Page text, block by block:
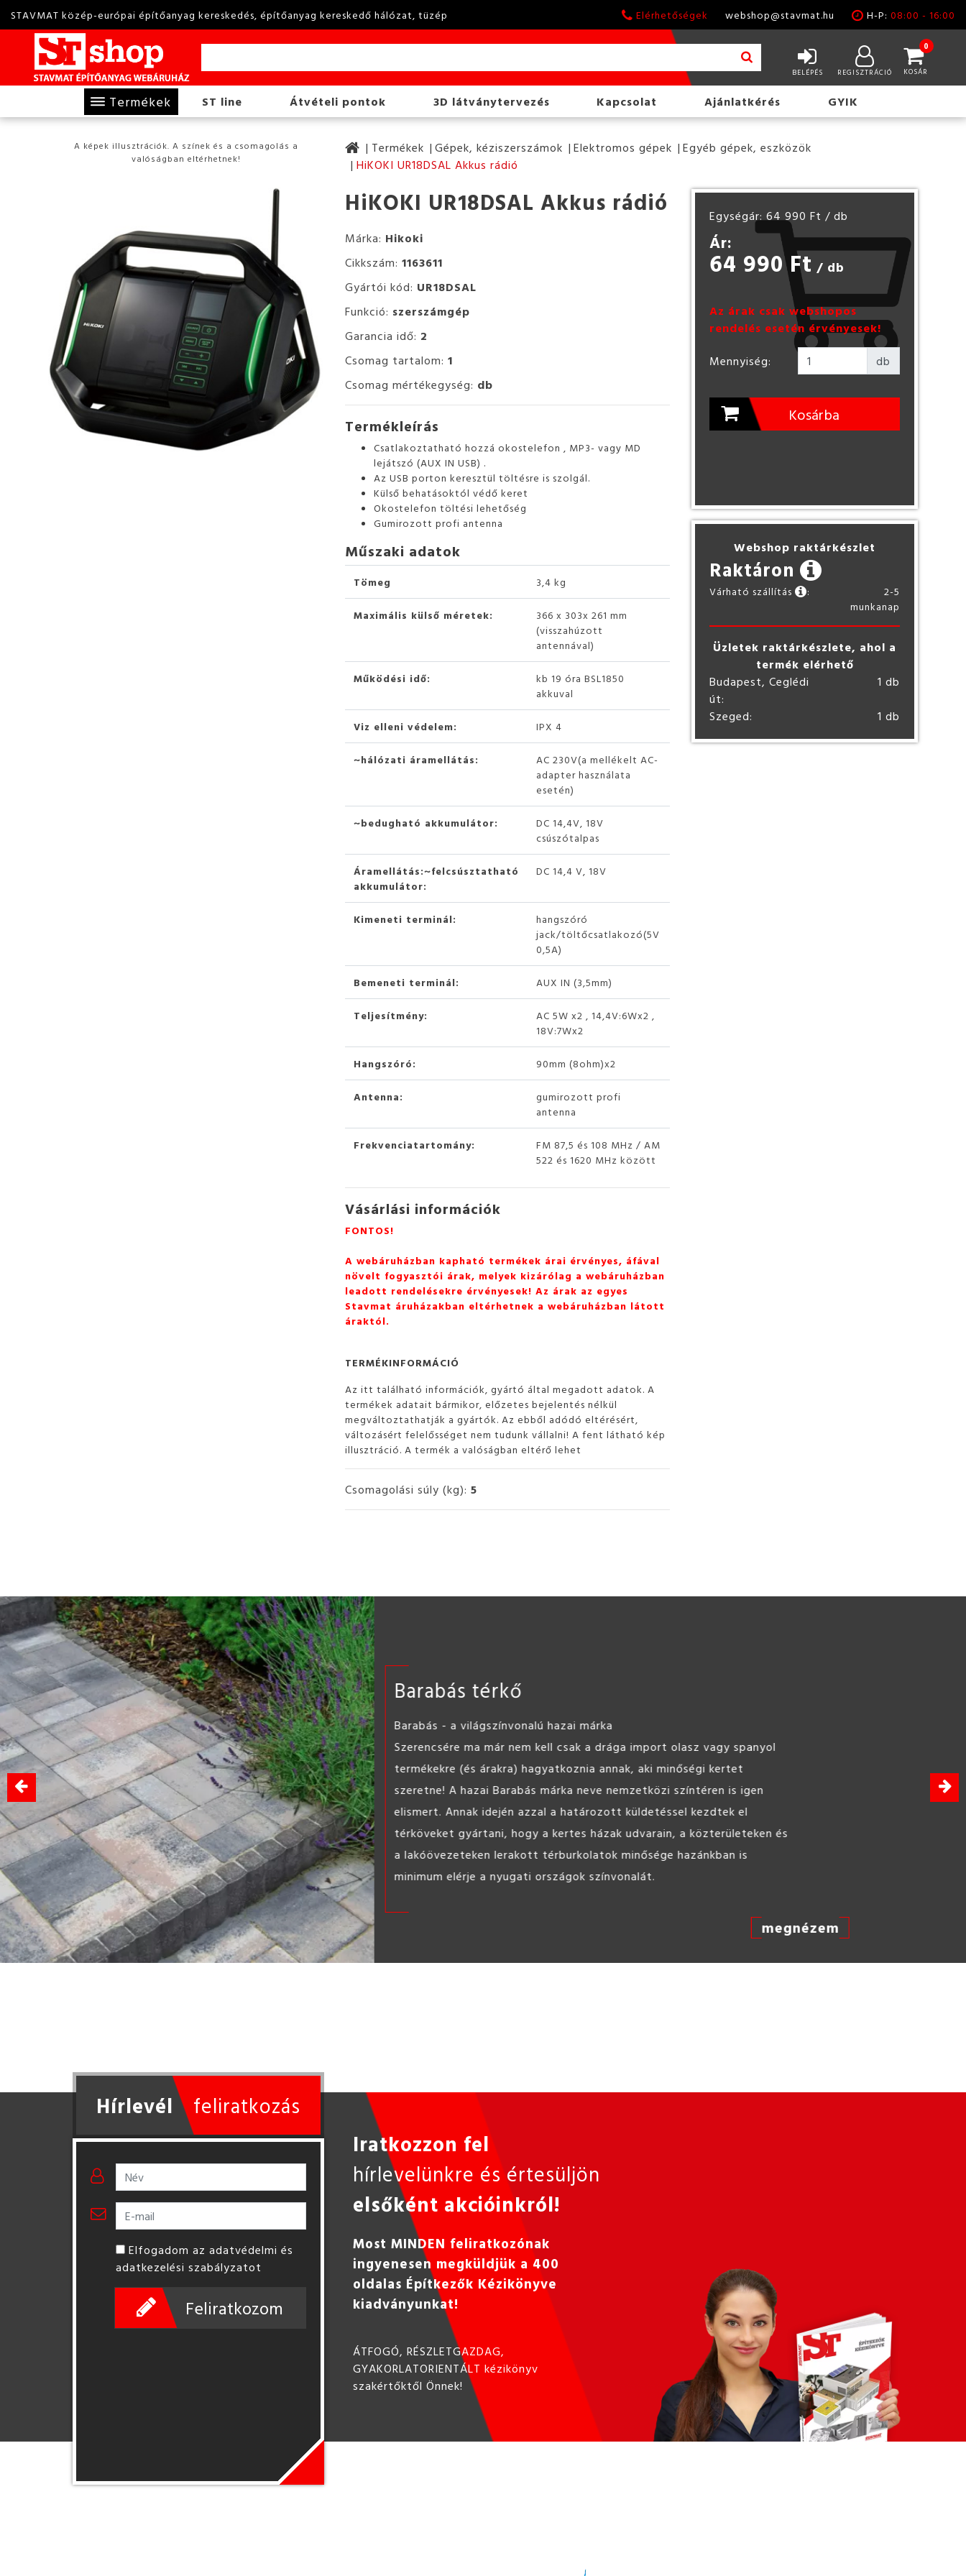
STAVMAT közép-európai építőanyag kereskedés, építőanyag kereskedő hálózat, tüzép Elérhetőségek webshop@stavmat.hu H-P: 08:00 - 16:00
BELÉPÉS REGISZTRÁCIÓ
0
KOSÁR
Termékek ST line Átvételi pontok 3D látványtervezés Kapcsolat Ajánlatkérés GYIK
A képek illusztrációk. A színek és a csomagolás a
valóságban eltérhetnek!
Termékek Gépek, kéziszerszámok Elektromos gépek
Egyéb gépek, eszközök
HiKOKI UR18DSAL Akkus rádió
HiKOKI UR18DSAL Akkus rádió
Márka: Hikoki
Cikkszám:1163611
Gyártói kód: UR18DSAL
Funkció: szerszámgép
Garancia idő: 2
Csomag tartalom:1
Csomag mértékegység: db
Termékleírás
Csatlakoztatható hozzá okostelefon , MP3- vagy MD
lejátszó (AUX IN USB) .
Az USB porton keresztül töltésre is szolgál.
Külső behatásoktól védő keret
Okostelefon töltési lehetőség
Gumirozott profi antenna
Műszaki adatok
Tömeg 3,4 kg
Maximális külső méretek:
366 x 303x 261 mm
(visszahúzott
antennával)
Működési idő:
kb 19 óra BSL1850
akkuval
Viz elleni védelem: IPX 4
~hálózati áramellátás:
AC 230V(a mellékelt AC-
adapter használata
esetén)
~bedugható akkumulátor:
DC 14,4V, 18V
csúszótalpas
Áramellátás:~felcsúsztatható
akkumulátor:
DC 14,4 V, 18V
Kimeneti terminál:
hangszóró
jack/töltőcsatlakozó(5V
0,5A)
Bemeneti terminál: AUX IN (3,5mm)
Teljesítmény:
AC 5W x2 , 14,4V:6Wx2 ,
18V:7Wx2
Hangszóró: 90mm (8ohm)x2
Antenna:
gumirozott profi
antenna
Frekvenciatartomány:
FM 87,5 és 108 MHz / AM
522 és 1620 MHz között
Vásárlási információk
FONTOS!
A webáruházban kapható termékek árai érvényes, áfával
növelt fogyasztói árak, melyek kizárólag a webáruházban
leadott rendelésekre érvényesek! Az árak az egyes
Stavmat áruházakban eltérhetnek a webáruházban látott
áraktól.
TERMÉKINFORMÁCIÓ
Az itt található információk, gyártó által megadott adatok. A
termékek adatait bármikor, előzetes bejelentés nélkül
megváltoztathatják a gyártók. Az ebből adódó eltérésért,
változásért felelősséget nem tudunk vállalni! A fent látható kép
illusztráció. A termék a valóságban eltérő lehet
Csomagolási súly (kg):5
Egységár: 64 990 Ft / db
Ár:
64 990 Ft / db
Az árak csak webshopos
rendelés esetén érvényesek!
Mennyiség:
db
Kosárba
Webshop raktárkészlet
Raktáron
Várható szállítás :
2-5
munkanap
Üzletek raktárkészlete, ahol a
termék elérhető
Budapest, Ceglédi
út:
1 db
Szeged:
1 db
ST line Hobbybeton 25kg
Könnyen bedolgozható, felhasználásra kész beton,
barkács célokra.
Hírlevél feliratkozás
Elfogadom az adatvédelmi és
adatkezelési szabályzatot
Feliratkozom
Iratkozzon fel
hírlevelünkre és értesüljön
elsőként akcióinkról!
Most MINDEN feliratkozónak
ingyenesen megküldjük a 400
oldalas Építkezők Kézikönyve
kiadványunkat!
ÁTFOGÓ, RÉSZLETGAZDAG,
GYAKORLATORIENTÁLT kézikönyv
szakértőktől Önnek!